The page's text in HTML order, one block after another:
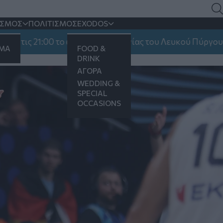
ΠΟΛΙΤΙΣΜΟΣEXODOS
FOOD &
DRINK
ΑΓΟΡΑ
WEDDING &
SPECIAL
OCCASIONS
το ωράριο λειτουργίας του Λευκού Πύργου
θερμή υποδοχή στον